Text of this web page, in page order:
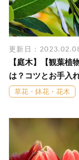
更新日：
【庭木】【観葉植
は？コツとお手入
草花・鉢花・花木